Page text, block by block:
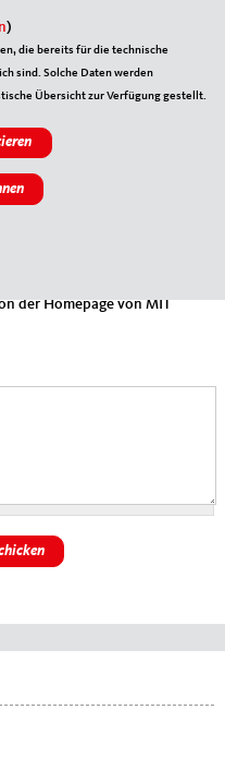
der Homepage von MIT
)
die bereits für die technische
sind. Solche Daten werden
Übersicht zur Verfügung gestellt.